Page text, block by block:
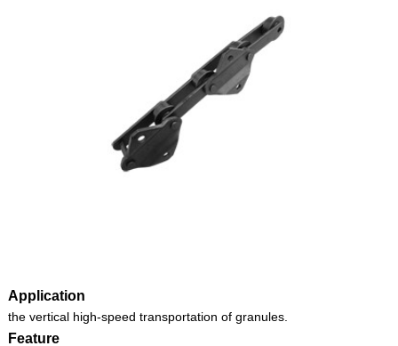
Application
the vertical high-speed transportation of granules.
Feature